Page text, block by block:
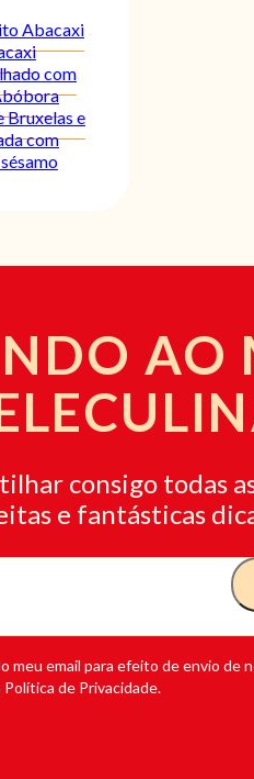
Abacaxi
com
Bruxelas e
com
AO
consigo todas
e fantásticas
meu email para efeito de envio de
de Privacidade.